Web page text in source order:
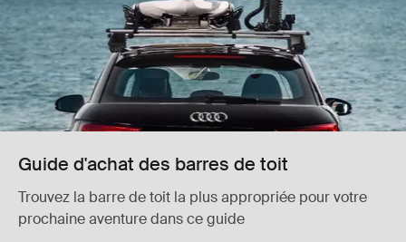
Guide d'achat des barres de toit
Trouvez la barre de toit la plus appropriée pour votre
prochaine aventure dans ce guide